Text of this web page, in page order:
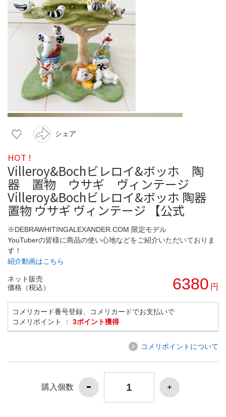
シェア
HOT !
Villeroy&Bochビレロイ&ボッホ 陶
器 置物 ウサギ ヴィンテージ
Villeroy&Bochビレロイ&ボッホ 陶器
置物 ウサギ ヴィンテージ 【公式
※DEBRAWHITINGALEXANDER.COM 限定モデル
YouTuberの皆様に商品の使い心地などをご紹介いただいておりま
す！
紹介動画はこちら
ネット販売
価格（税込）
6380 円
コメリカード番号登録、コメリカードでお支払いで
コメリポイント ： 3ポイント獲得
コメリポイントについて
購入個数